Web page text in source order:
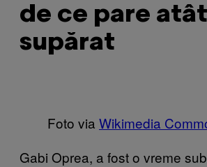
de ce pare
supărat
Foto via Wikimedia
Gabi Oprea, a fost o vreme